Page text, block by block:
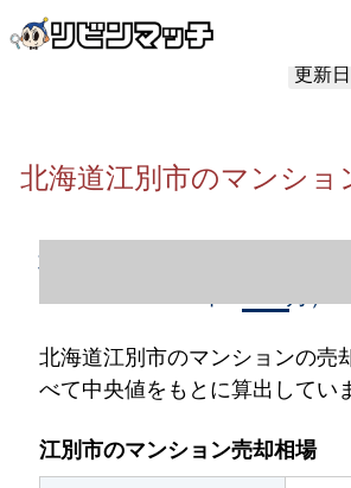
更新日
北海道江別市のマンショ
北海道江別市のマンション売
北海道江別市のマンションの売
べて中央値をもとに算出してい
江別市のマンション売却相場